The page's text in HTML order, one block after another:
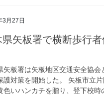
3月27日
矢板署は矢板地区交通安全協
護対策を開始した。 矢板市立
色いハンカチを贈り、登下校